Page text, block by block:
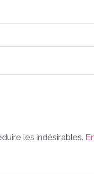
les indésirables.